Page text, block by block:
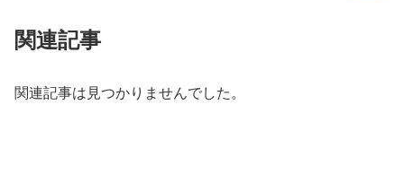
関連記事
関連記事は見つかりませんでした。